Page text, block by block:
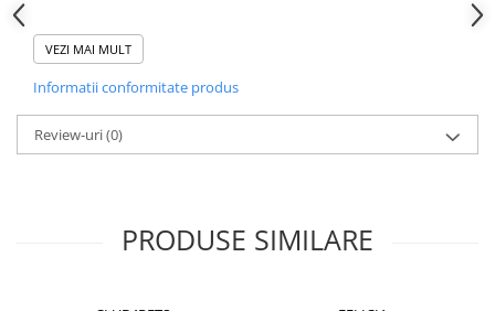
Constituenţi analitici:
cenușă brută 6,6%, fibre brute 1,5%, calciu 1,25%, fosfor 1,05%,
Aditivi (per kg) hrana:acizi grași omega-3 5,5 g, acizi grași
omega-6 33,2 g
taurină, fier 35, iod 2.5, cupru 8.2
VEZI MAI MULT
Informatii conformitate produs
Review-uri(0)
PRODUSE SIMILARE